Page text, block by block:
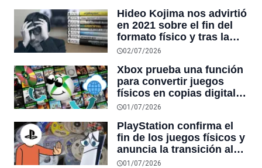
físico llevaba años siendo
planeada
Hideo Kojima nos advirtió
en 2021 sobre el fin del
formato físico y tras la
decisión de PlayStation y
02/07/2026
Xbox prueba una función
para convertir juegos
físicos en copias digitales
antes de una posible
discos
01/07/2026
PlayStation confirma el
fin de los juegos físicos y
anuncia la transición al
formato digital: “Fin de
01/07/2026